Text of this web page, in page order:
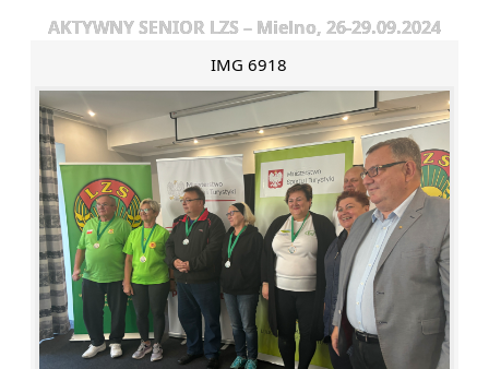
AKTYWNY SENIOR LZS – Mielno, 26-29.09.2024
IMG 6918